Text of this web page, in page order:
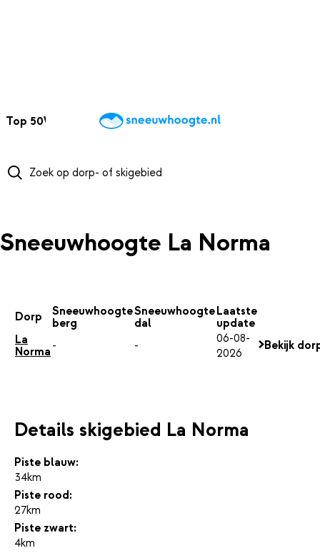
Top 50Webcams WintersportweerKaarten
Sneeuwhoogte La Norma
Dorp
Sneeuwhoogte
berg
Sneeuwhoogte
dal
Laatste
update
La
Norma - -
06-08-
2026
Bekijk
Details skigebied La Norma
Piste blauw:
34km
Piste rood:
27km
Piste zwart:
4km